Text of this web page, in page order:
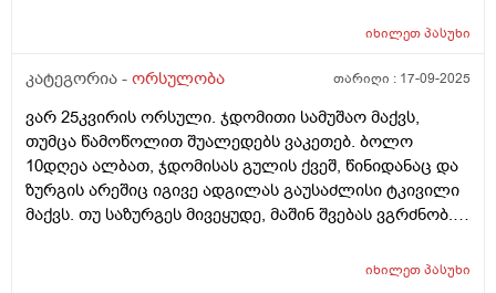
მკურნალობდა ჩემი მეუღლე ძალიან გაკვირვებული
იყოს,ორსულობა მიდის ძალიან
კარგად,გემახსოვრებით ალბათ მარიხუანას
მომხმარებელი ვიყავი და გვეშინოდა ბავშვის
ჯანმრთელობის მხრივ.თქვენ კი აგვიხსენით რომ
მარიხუანა ხელა უშლის ჩასახვას და არა ჩასახულ
იქნევაო,მოკლედ არვიცი ყველას ინდივიდუალური
იხილეთპასუხი
კატეგორია - ორსულობა თარიღი : 17-09-2025
ვარ 25კვირის ორსული. ჯდომითი სამუშაო მაქვს,
თუმცა წამოწოლით შუალედებს ვაკეთებ. ბოლო
10დღეა ალბათ, ჯდომისას გულის ქვეშ, წინიდანაც და
ზურგის არეშიც იგივე ადგილას გაუსაძლისი ტკივილი
მაქვს. თუ საზურგეს მივეყუდე, მაშინ შვებას ვგრძნობ.
იხილეთპასუხი